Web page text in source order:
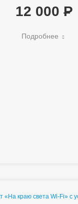
12 000
Подробнее